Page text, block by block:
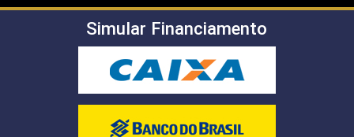
Simular Financiamento